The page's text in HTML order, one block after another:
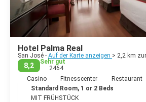
Hotel Palma Real
San José - Auf der Karte anzeigen > 2,2 km
8,2
Sehr gut
2464
Casino
Fitnesscenter
Restaurant
Standard Room, 1 or 2 Beds
MIT FRÜHSTÜCK